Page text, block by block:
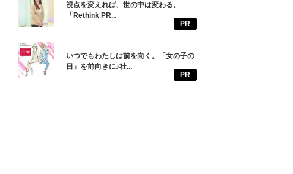
視点を変えれば、世の中は変わる。
「Rethink PR...
PR
いつでもわたしは前を向く。「女の子の
日」を前向きに♪社...
PR